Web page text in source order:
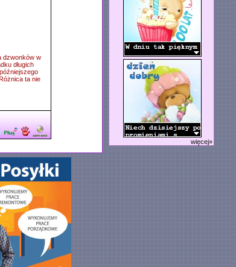
dzwonków w
długich
ta nie
więcej»